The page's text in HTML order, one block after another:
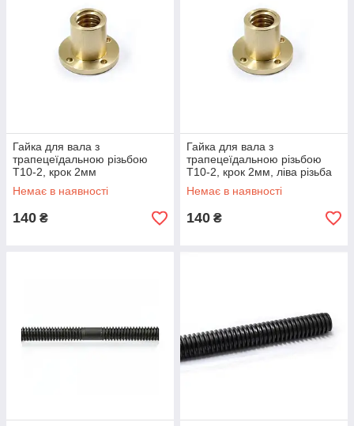
Гайка для вала з
трапецеїдальною різьбою
T10-2, крок 2мм
Немає в наявності
140 ₴
Гайка для вала з
трапецеїдальною різьбою
T10-2, крок 2мм, ліва різьба
Немає в наявності
140 ₴